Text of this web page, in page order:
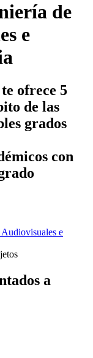
de
e
ofrece 5
de las
grados
con
e
a